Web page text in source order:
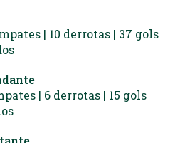
| 10 derrotas | 37 gols
| 6 derrotas | 15 gols